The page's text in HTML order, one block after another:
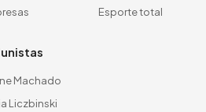
Esporte total
Machado
Liczbinski